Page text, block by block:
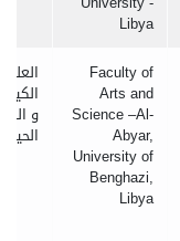
Libya
Faculty of
Arts and
Science –Al-
Abyar,
University of
Benghazi,
Libya
العلوم
و